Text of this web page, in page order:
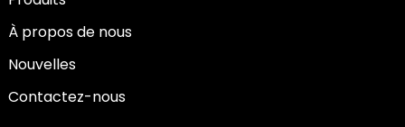
À propos de nous
Nouvelles
Contactez-nous